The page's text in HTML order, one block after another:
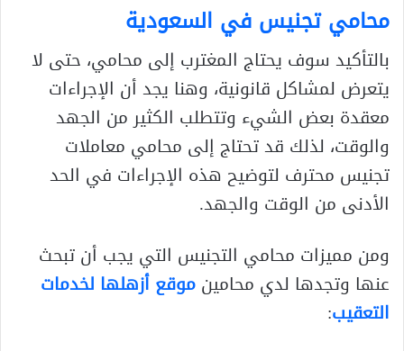
محامي تجنيس في السعودية
بالتأكيد سوف يحتاج المغترب إلى محامي، حتى لا
يتعرض لمشاكل قانونية، وهنا يجد أن الإجراءات
معقدة بعض الشيء وتتطلب الكثير من الجهد
والوقت، لذلك قد تحتاج إلى محامي معاملات
تجنيس محترف لتوضيح هذه الإجراءات في الحد
الأدنى من الوقت والجهد.
ومن مميزات محامي التجنيس التي يجب أن تبحث
عنها وتجدها لدي محامينموقع أزهلها لخدمات
التعقيب: